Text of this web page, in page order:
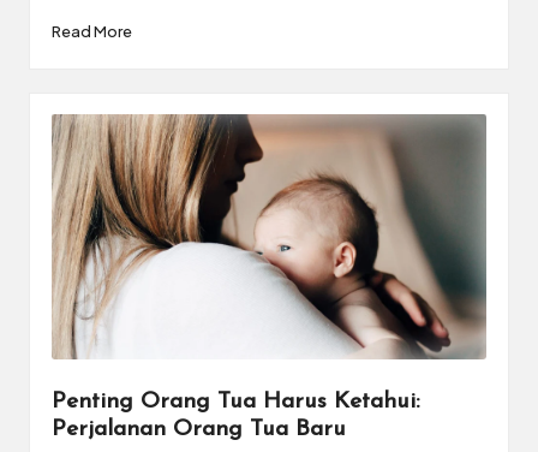
Read More
Penting Orang Tua Harus Ketahui:
Perjalanan Orang Tua Baru